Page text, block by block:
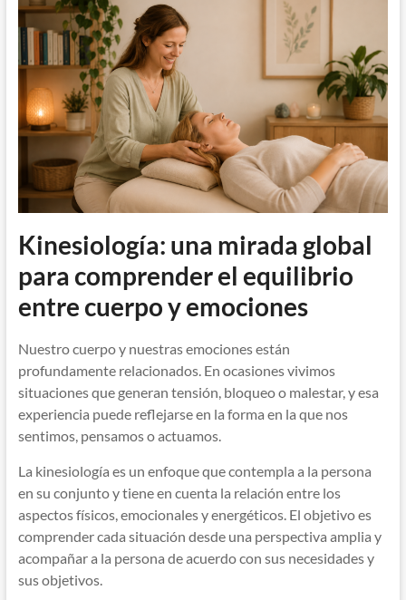
Kinesiología: una mirada global
para comprender el equilibrio
entre cuerpo y emociones
Nuestro cuerpo y nuestras emociones están
profundamente relacionados. En ocasiones vivimos
situaciones que generan tensión, bloqueo o malestar, y esa
experiencia puede reflejarse en la forma en la que nos
sentimos, pensamos o actuamos.
La kinesiología es un enfoque que contempla a la persona
en su conjunto y tiene en cuenta la relación entre los
aspectos físicos, emocionales y energéticos. El objetivo es
comprender cada situación desde una perspectiva amplia y
acompañar a la persona de acuerdo con sus necesidades y
sus objetivos.